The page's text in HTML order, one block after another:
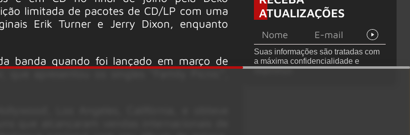
limitada de pacotes de CD/LP com uma
Erik Turner e Jerry Dixon, enquanto
banda quando foi lançado em março de
apresentou os singles “Family Picnic”,
que alcançaram vendas internacionais de
deixar os palcos
ATUALIZAÇÕES
Suas informações são tratadas com
a máxima confidencialidade e
segurança.